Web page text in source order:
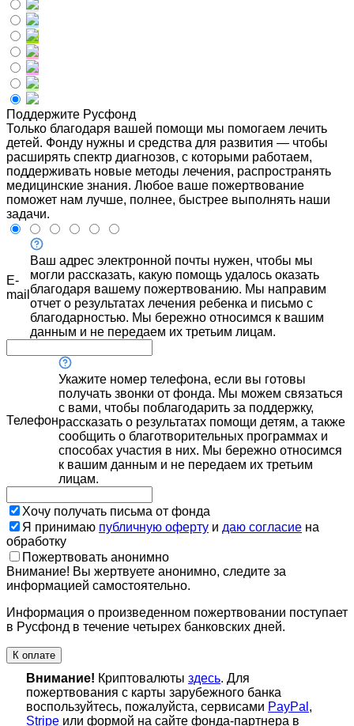
Поддержите Русфонд
Только благодаря вашей помощи мы помогаем лечить
детей. Фонду нужны и средства для развития — чтобы
расширять спектр диагнозов, с которыми работаем,
поддерживать новые методы лечения, распространять
медицинские знания. Любое ваше пожертвование
поможет нам лучше, полнее, быстрее выполнять наши
задачи.
E-
mail
Ваш адрес электронной почты нужен, чтобы мы
могли рассказать, какую помощь удалось оказать
благодаря вашему пожертвованию. Мы направим
отчет о результатах лечения ребенка и письмо с
благодарностью. Мы бережно относимся к вашим
данным и не передаем их третьим лицам.
Телефон
Укажите номер телефона, если вы готовы
получать звонки от фонда. Мы можем связаться
с вами, чтобы поблагодарить за поддержку,
рассказать о результатах помощи детям, а также
сообщить о благотворительных программах и
способах участия в них. Мы бережно относимся
к вашим данным и не передаем их третьим
лицам.
Хочу получать письма от фонда
Я принимаю публичную оферту и даю согласие на
обработку
Пожертвовать анонимно
Внимание! Вы жертвуете анонимно, следите за
информацией самостоятельно.
Информация о произведенном пожертвовании поступает
в Русфонд в течение четырех банковских дней.
К оплате
Внимание! Криптовалюты здесь. Для
пожертвования с карты зарубежного банка
воспользуйтесь, пожалуйста, сервисами PayPal ,
Stripe или формой на сайте фонда-партнера в